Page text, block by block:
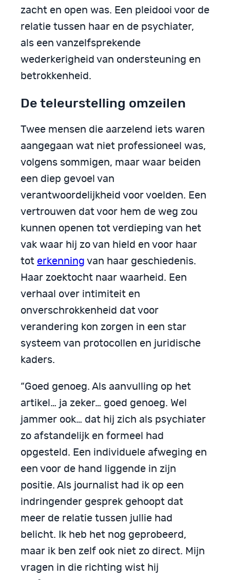
zacht en open was. Een pleidooi voor de
relatie tussen haar en de psychiater,
als een vanzelfsprekende
wederkerigheid van ondersteuning en
betrokkenheid.
De teleurstelling omzeilen
Twee mensen die aarzelend iets waren
aangegaan wat niet professioneel was,
volgens sommigen, maar waar beiden
een diep gevoel van
verantwoordelijkheid voor voelden. Een
vertrouwen dat voor hem de weg zou
kunnen openen tot verdieping van het
vak waar hij zo van hield en voor haar
tot erkenning van haar geschiedenis.
Haar zoektocht naar waarheid. Een
verhaal over intimiteit en
onverschrokkenheid dat voor
verandering kon zorgen in een star
systeem van protocollen en juridische
kaders.
“Goed genoeg. Als aanvulling op het
artikel… ja zeker… goed genoeg. Wel
jammer ook… dat hij zich als psychiater
zo afstandelijk en formeel had
opgesteld. Een individuele afweging en
een voor de hand liggende in zijn
positie. Als journalist had ik op een
indringender gesprek gehoopt dat
meer de relatie tussen jullie had
belicht. Ik heb het nog geprobeerd,
maar ik ben zelf ook niet zo direct. Mijn
vragen in die richting wist hij